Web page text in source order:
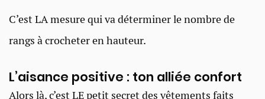
C’est LA mesure qui va déterminer le nombre de
rangs à crocheter en hauteur.
L’aisance positive : ton alliée confort
Alors là, c’est LE petit secret des vêtements faits